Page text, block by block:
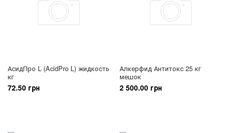
АсидПро L (AcidPro L) жидкость
кг
72.50 грн
Алкерфид Антитокс 25 кг
мешок
2 500.00 грн